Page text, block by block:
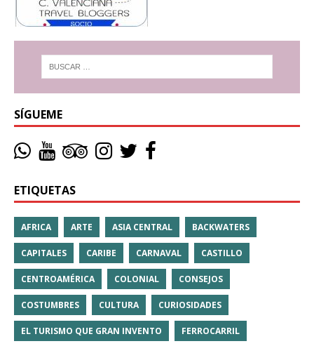
SÍGUEME
ETIQUETAS
AFRICA ARTE ASIA CENTRAL BACKWATERS
CAPITALES CARIBE CARNAVAL CASTILLO
CENTROAMÉRICA COLONIAL CONSEJOS
COSTUMBRES CULTURA CURIOSIDADES
EL TURISMO QUE GRAN INVENTO FERROCARRIL